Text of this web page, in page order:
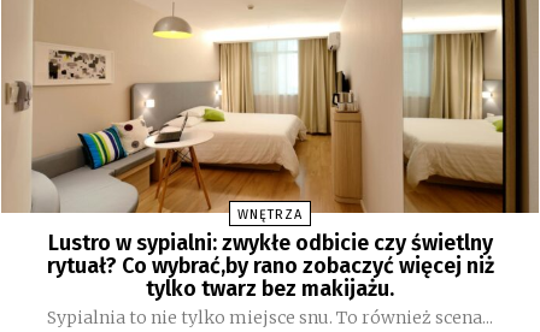
WNĘTRZA
Lustro w sypialni: zwykłe odbicie czy świetlny
rytuał? Co wybrać,by rano zobaczyć więcej niż
tylko twarz bez makijażu.
Sypialnia to nie tylko miejsce snu. To również scena...